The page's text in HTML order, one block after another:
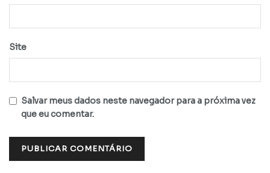
Site
Salvar meus dados neste navegador para a próxima vez
que eu comentar.